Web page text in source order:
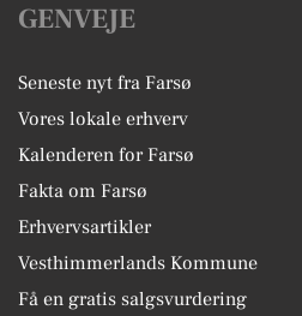
GENVEJE
Seneste nyt fra Farsø
Vores lokale erhverv
Kalenderen for Farsø
Fakta om Farsø
Erhvervsartikler
Vesthimmerlands Kommune
Få en gratis salgsvurdering